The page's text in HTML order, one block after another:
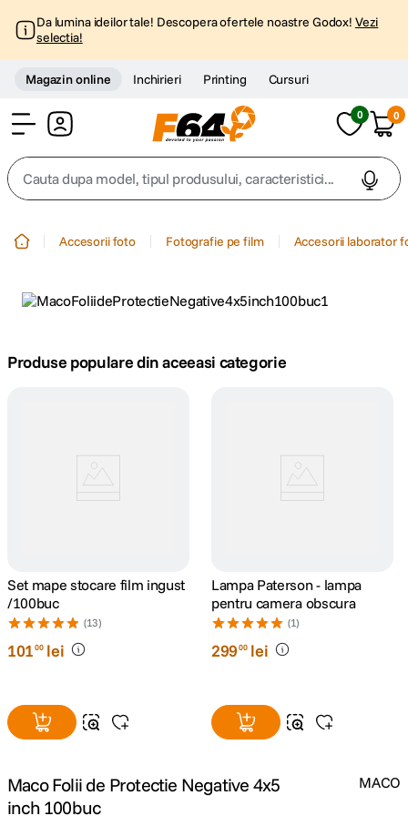
Da lumina ideilor tale! Descopera ofertele noastre Godox! Vezi
selectia!
Magazin online Inchirieri Printing Cursuri
0 0
Cauta dupa model, tipul produsului, caracteristici...
3. trepied telefon
lavaliera
ulanzi
9. insta 360
Accesorii foto Fotografie pe film Accesorii laborator
Produse populare din aceeasi categorie
Set mape stocare film ingust
/100buc
(13)
10100 lei
Lampa Paterson - lampa
pentru camera obscura
(1)
29900 lei
Maco Folii de Protectie Negative 4x5
inch 100buc
MACO